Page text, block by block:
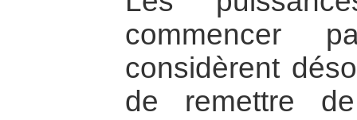
commencer
considèrent
de remettre